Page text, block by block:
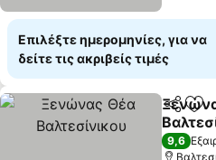
Επιλέξτε ημερομηνίες, για να
δείτε τις ακριβείς τιμές
9,6